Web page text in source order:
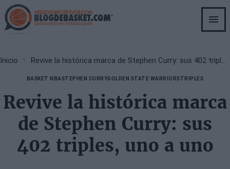
Skip
to
main
Breadcrumb
Inicio Revive la histórica marca de Stephen Curry: sus 402 triples, uno a uno
BASKET NBASTEPHEN CURRYGOLDEN STATE WARRIORSTRIPLES
Revive la histórica marca
de Stephen Curry: sus
402 triples, uno a uno